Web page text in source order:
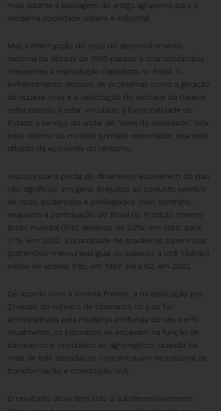
mais adiante a passagem do antigo agrarismo para a
moderna sociedade urbana e industrial.
Mas a interrupção do ciclo do desenvolvimento
nacional na década de 1980 passou a criar obstáculos
crescentes à reprodução capitalista no Brasil. O
enfrentamento decisivo de problemas como a geração
da riqueza nova e a valorização do estoque da riqueza
velha passou a estar vinculado à funcionalidade do
Estado a serviço do andar de “cima da sociedade”, seja
pelo retorno ao modelo primário exportador, seja pela
difusão da economia do rentismo.
Isso porque a perda do dinamismo econômico do país
não significou, em geral, prejuízos ao conjunto seletivo
de ricos, poderosos e privilegiados. Pelo contrário,
enquanto a participação do Brasil no Produto Interno
Bruto mundial (PIB) declinou de 3,2%, em 1980, para
1,7%, em 2022, a quantidade de brasileiros super-ricos
(patrimônio mensurável igual ou superior a US$ 1 bilhão)
saltou de apenas três, em 1987, para 62, em 2022.
De acordo com a Revista Forbes, a multiplicação por
21 vezes do número de bilionários no país foi
acompanhada pela mudança profunda do seu perfil.
Atualmente, os bilionários se encaixam na função de
banqueiros e vinculados ao agronegócio, quando há
mais de três décadas se concentravam na indústria de
transformação e construção civil.
O resultado disso tem sido o subdesenvolvimento.